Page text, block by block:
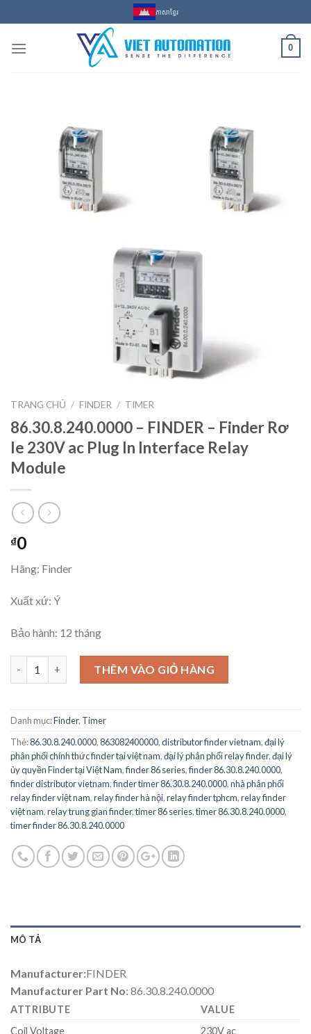
to
content
ភាសាខ្មែរ
0
TRANG CHỦ / FINDER / TIMER
86.30.8.240.0000 – FINDER – Finder Rơ
le 230V ac Plug In Interface Relay
Module
₫0
Hãng: Finder
Xuất xứ: Ý
Bảo hành: 12 tháng
86.30.8.240.0000 - FINDER - Finder Rơ le 230V ac Plug In
THÊM VÀO GIỎ HÀNG
Danh mục:Finder, Timer
Thẻ:86.30.8.240.0000,863082400000,distributor finder vietnam,đại lý
phân phối chính thức finder tại việt nam,đại lý phân phối relay finder,đại lý
ủy quyền Finder tại Việt Nam,finder 86 series,finder 86.30.8.240.0000,
finder distributor vietnam,finder timer 86.30.8.240.0000,nhà phân phối
relay finder việt nam,relay finder hà nội,relay finder tphcm,relay finder
việt nam,relay trung gian finder,timer 86 series,timer 86.30.8.240.0000,
timer finder 86.30.8.240.0000
MÔ TẢ
Manufacturer:FINDER
Manufacturer Part No: 86.30.8.240.0000
ATTRIBUTE
VALUE
Coil Voltage
230V ac